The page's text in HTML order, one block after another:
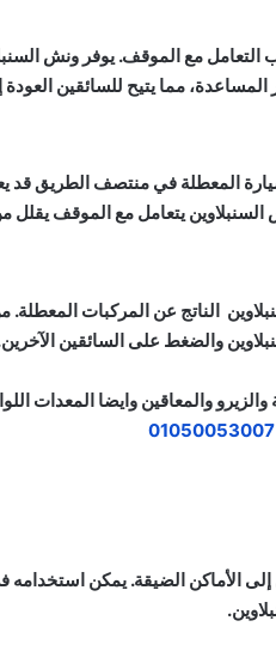
مع الموقف. يوفر ونش
مما يتيح للسائقين
المعطلة في منتصف الطريق
السنبلاوين يتعامل مع الموقف
الناتج عن المركبات
والضغط على السائقين
والمعاقين وايضا المعدات
01050053007
الأماكن الضيقة. يمكن استخدامه